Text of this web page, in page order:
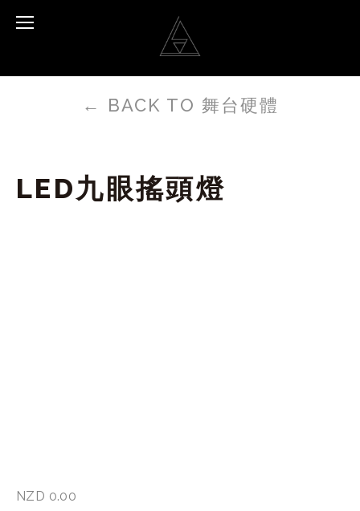
← BACK TO 舞台硬體
LED九眼搖頭燈
NZD 0.00